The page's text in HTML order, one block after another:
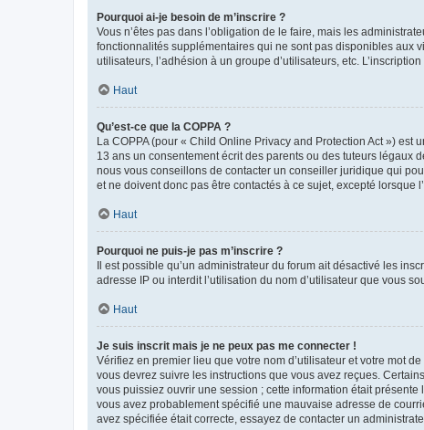
Pourquoi ai-je besoin de m’inscrire ?
Vous n’êtes pas dans l’obligation de le faire, mais les
fonctionnalités supplémentaires qui ne sont pas disponibles aux
utilisateurs, l’adhésion à un groupe d’utilisateurs, etc.
Haut
Qu’est-ce que la COPPA ?
La COPPA (pour « Child Online Privacy and Protection Act »)
13 ans un consentement écrit des parents ou des tuteurs légaux
nous vous conseillons de contacter un conseiller juridique qui
et ne doivent donc pas être contactés à ce sujet, excepté lorsque
Haut
Pourquoi ne puis-je pas m’inscrire ?
Il est possible qu’un administrateur du forum ait désactivé les
adresse IP ou interdit l’utilisation du nom d’utilisateur que vous
Haut
Je suis inscrit mais je ne peux pas me connecter !
Vérifiez en premier lieu que votre nom d’utilisateur et votre mot
vous devrez suivre les instructions que vous avez reçues.
vous puissiez ouvrir une session ; cette information était
vous avez probablement spécifié une mauvaise adresse de
avez spécifiée était correcte, essayez de contacter un